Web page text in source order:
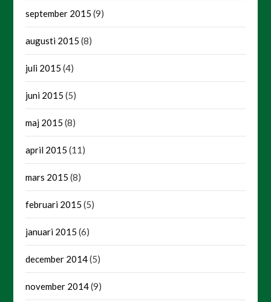
september 2015 (9)
augusti 2015 (8)
juli 2015 (4)
juni 2015 (5)
maj 2015 (8)
april 2015 (11)
mars 2015 (8)
februari 2015 (5)
januari 2015 (6)
december 2014(5)
november 2014(9)